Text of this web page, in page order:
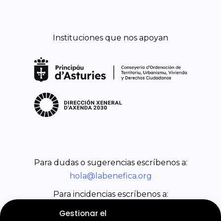
Gestionar el
Para dudas o sugerencias escríbenos a:
hola@labenefica.org
Para incidencias escríbenos a:
Instituciones que nos apoyan